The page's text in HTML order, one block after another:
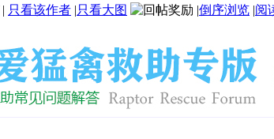
| 只看该作者 |只看大图 |倒序浏览 |阅